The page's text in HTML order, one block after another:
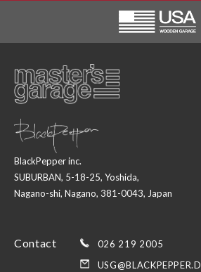
BlackPepper inc.
SUBURBAN, 5-18-25, Yoshida,
Nagano-shi, Nagano, 381-0043, Japan
Contact
026 219 2005